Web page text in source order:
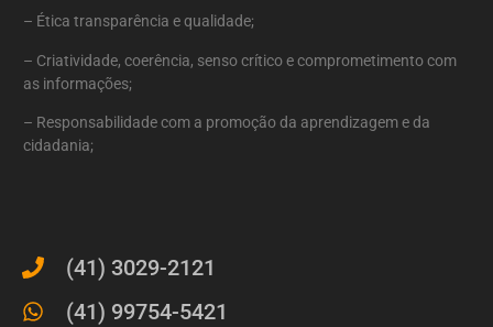
(41) 3029-2121
(41) 99754-5421
– Ética transparência e qualidade;
– Criatividade, coerência, senso crítico e comprometimento com
as informações;
– Responsabilidade com a promoção da aprendizagem e da
cidadania;